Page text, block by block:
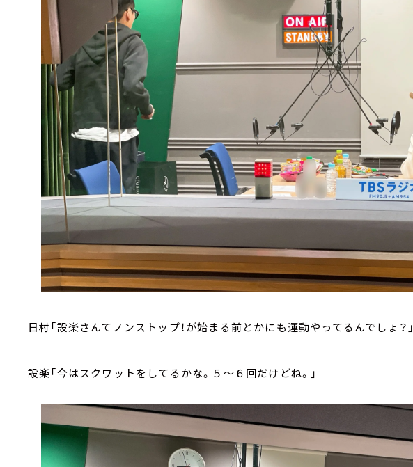
日村「設楽さんてノンストップ！が始まる前とかにも運動やってるんでしょ？」
設楽「今はスクワットをしてるかな。５～６回だけどね。」